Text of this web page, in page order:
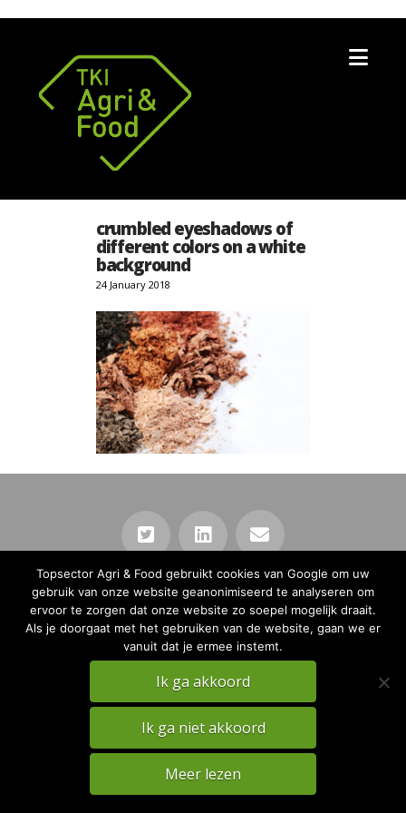
crumbled eyeshadows of
different colors on a white
background
24 January 2018
PRIVACY
TKI Agri & Food Website
Topsector Agri & Food gebruikt cookies van Google om uw
gebruik van onze website geanonimiseerd te analyseren om
ervoor te zorgen dat onze website zo soepel mogelijk draait.
Als je doorgaat met het gebruiken van de website, gaan we er
vanuit dat je ermee instemt.
Ik ga akkoord
Ik ga niet akkoord
Meer lezen